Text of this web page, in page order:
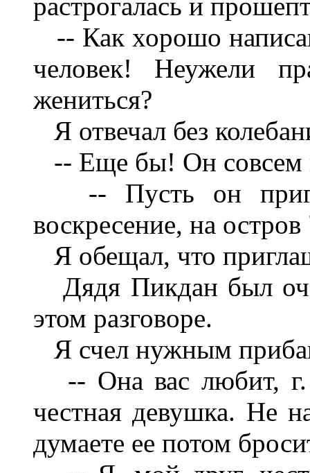
растрогалась и
-- Как хорошо
человек! Неужели
жениться?
Я отвечал без
-- Еще бы! Он совсем
-- Пусть он
воскресение, на
Я обещал, что
Дядя Пикдан был
этом разговоре.
Я счел нужным
-- Она вас любит, г.
честная девушка. Не
думаете ее потом